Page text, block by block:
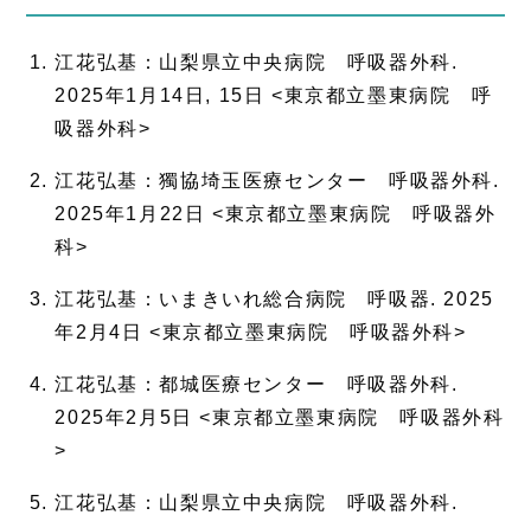
江花弘基：山梨県立中央病院 呼吸器外科.
2025年1月14日, 15日 <東京都立墨東病院 呼
吸器外科>
江花弘基：獨協埼玉医療センター 呼吸器外科.
2025年1月22日 <東京都立墨東病院 呼吸器外
科>
江花弘基：いまきいれ総合病院 呼吸器. 2025
年2月4日 <東京都立墨東病院 呼吸器外科>
江花弘基：都城医療センター 呼吸器外科.
2025年2月5日 <東京都立墨東病院 呼吸器外科
>
江花弘基：山梨県立中央病院 呼吸器外科.